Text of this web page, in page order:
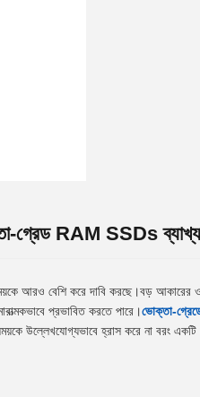
গ্রেড RAM SSDs
আরও বেশি করে দাবি করছে।বড় আকারের
প্রভাবিত করতে পারে।ভোক্তা-
উল্লেখযোগ্যভাবে হ্রাস করে না বরং